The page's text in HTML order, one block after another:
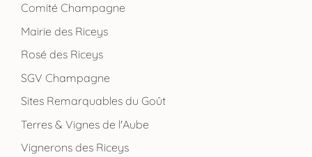
Comité Champagne
Mairie des Riceys
Rosé des Riceys
SGV Champagne
Sites Remarquables du Goût
Terres & Vignes de l'Aube
Vignerons des Riceys